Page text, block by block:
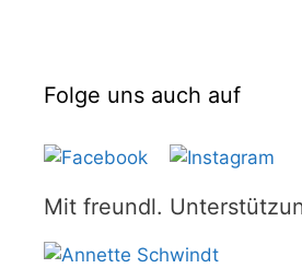
Folge uns auch auf
Mit freundl.